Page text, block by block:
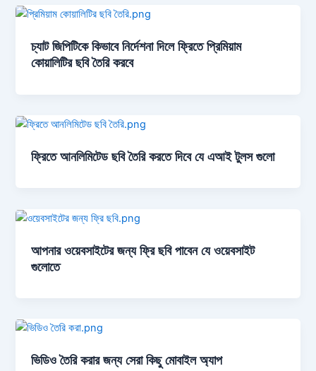
চ্যাট জিপিটিকে কিভাবে নির্দেশনা দিলে ফ্রিতে প্রিমিয়াম
কোয়ালিটির ছবি তৈরি করবে
ফ্রিতে আনলিমিটেড ছবি তৈরি করতে দিবে যে এআই টুলস গুলো
আপনার ওয়েবসাইটের জন্য ফ্রি ছবি পাবেন যে ওয়েবসাইট
গুলোতে
ভিডিও তৈরি করার জন্য সেরা কিছু মোবাইল অ্যাপ